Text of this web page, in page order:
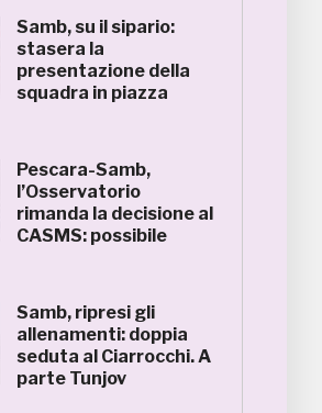
Samb, su il sipario:
stasera la
presentazione della
squadra in piazza
Pescara-Samb,
l’Osservatorio
rimanda la decisione al
CASMS: possibile
Samb, ripresi gli
allenamenti: doppia
seduta al Ciarrocchi. A
parte Tunjov